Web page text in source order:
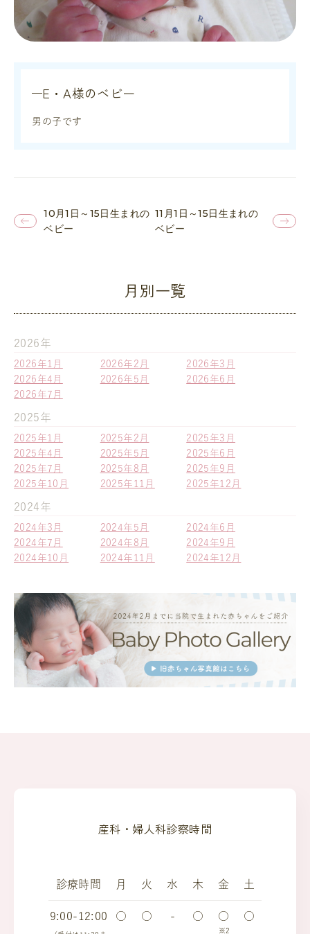
E・A様のベビー
男の子です
10月1日～15日生まれの
ベビー
11月1日～15日生まれの
ベビー
月別一覧
2026年
2026年1月 2026年2月
2026年3月
2026年4月
2026年5月
2026年6月
2026年7月
2025年
2025年1月 2025年2月
2025年3月
2025年4月
2025年5月
2025年6月
2025年7月
2025年8月
2025年9月
2025年10月
2025年11月 2025年12月
2024年
2024年3月 2024年5月
2024年6月
2024年7月
2024年8月
2024年9月
2024年10月
2024年11月 2024年12月
産科・婦人科診察時間
診療時間 月 火 水 木 金 土
9:00-12:00 ○ ○ - ○ ○
※2
○